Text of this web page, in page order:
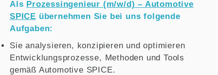
Als Prozessingenieur (m/w/d) – Automotive
SPICE übernehmen Sie bei uns folgende
Aufgaben:
Sie analysieren, konzipieren und optimieren
Entwicklungsprozesse, Methoden und Tools
gemäß Automotive SPICE.